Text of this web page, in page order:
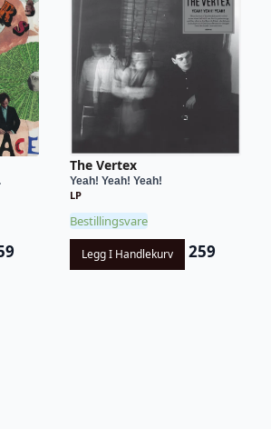
The Vertex
Yeah! Yeah! Yeah!
LP
Bestillingsvare
Legg I Handlekurv 259